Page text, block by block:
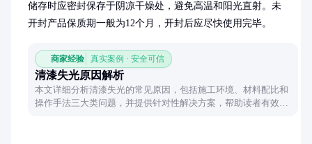
储存时应密封保存于阴凉干燥处，避免高温和阳光直射。未
开封产品保质期一般为12个月，开封后应尽快使用完毕。
商家经验 真实案例 · 安全可信
清漆失光原因解析
本文详细分析清漆失光的常见原因，包括施工环境、材料配比和
操作手法三大类问题，并提供针对性解决方案，帮助读者有效避